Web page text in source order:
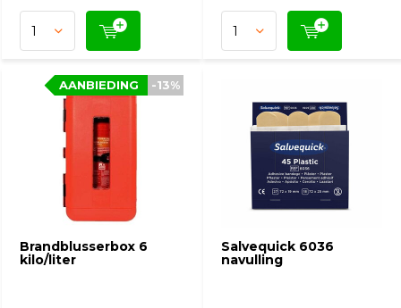
Brandblusserbox 6
kilo/liter
-13%
AANBIEDING -13%
AANBIEDING
Salvequick 6036
navulling